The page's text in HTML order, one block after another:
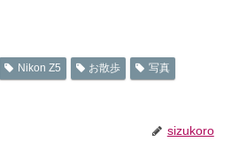
Nikon Z5 お散歩
写真
sizukoro